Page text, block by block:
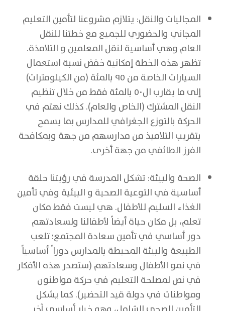
المجاليات والنقل: يتلازم مشروعنا لتأمين التعليم
المجاني والحضوري للجميع مع خطتنا للنقل
العام وهي أساسية لنقل المعلمين و التلامذة.
تظهر هذه الخطة إمكانية خفض نسبة استعمال
السيارات الخاصة من ٩٥ بالمئة (من الكيلومترات)
إلى ما يقارب ال٥٠ بالمئة فقط من خلال تنظيم
النقل المشترك (الخاص والعام). كذلك نهتم في
الحركة بالتوزع الجغرافي للمدارس بما يسمح
بتقريب التلاميذ من مدارسهم من جهة وبمكافحة
الفرز الطائفي من جهة أخرى.
الصحة والبيئة: تشكل المدرسة في رؤيتنا حلقة
أساسية في التوعية الصحية و البيئية وفي تأمين
الغذاء السليم للأطفال. هي ليست فقط مكان
تعلم، بل مكان حياة أيضاً لأطفالنا ولسعادتهم
دور أساسي في تأمين سعادة المجتمع؛ تلعب
الطبيعة والبيئة المحيطة بالمدارس دورا ً أساسياً
في نمو الأطفال وسعادتهم (ستصدر هذه الأفكار
في نص لمصلحة التعليم في حركة مواطنون
ومواطنات في دولة قيد التحضير). كما يشكل